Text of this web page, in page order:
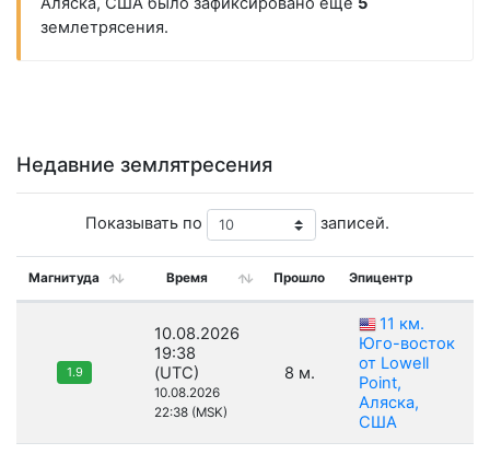
землетрясения.
Недавние землятресения
Показывать по записей.
Магнитуда Время Прошло Эпицентр
1.9
10.08.2026
19:38
(UTC)
10.08.2026
22:38 (MSK)
8 м.
11 км.
Юго-восток
от Lowell
Point,
Аляска,
США